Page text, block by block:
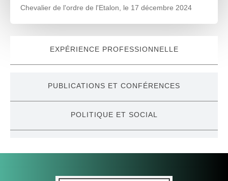
Chevalier de l'ordre de l'Etalon, le 17 décembre 2024
EXPÉRIENCE PROFESSIONNELLE
PUBLICATIONS ET CONFÉRENCES
POLITIQUE ET SOCIAL